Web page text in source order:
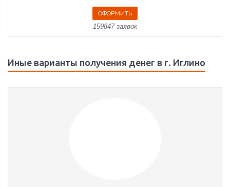
159847 заявок
Иные варианты получения денег в г. Иглино